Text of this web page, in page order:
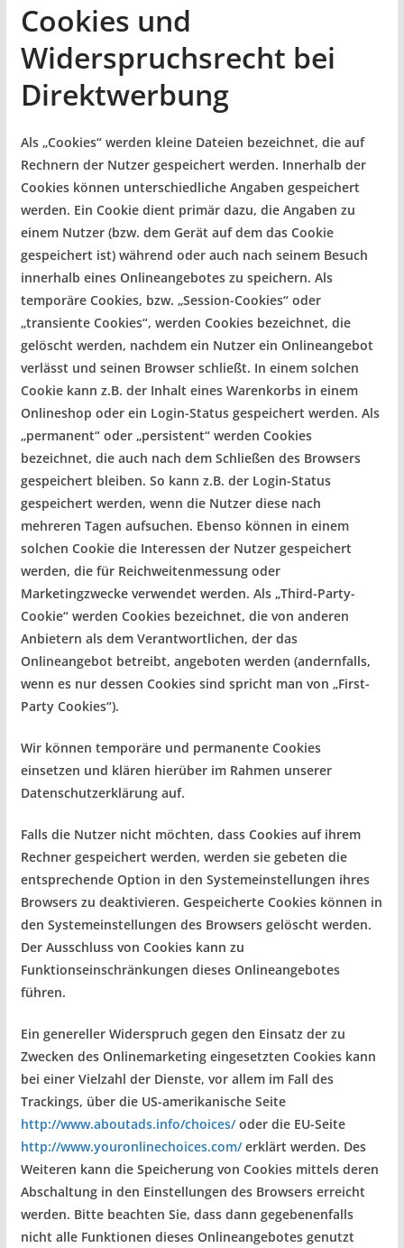
Cookies und
Widerspruchsrecht bei
Direktwerbung
Als „Cookies“ werden kleine Dateien bezeichnet, die auf
Rechnern der Nutzer gespeichert werden. Innerhalb der
Cookies können unterschiedliche Angaben gespeichert
werden. Ein Cookie dient primär dazu, die Angaben zu
einem Nutzer (bzw. dem Gerät auf dem das Cookie
gespeichert ist) während oder auch nach seinem Besuch
innerhalb eines Onlineangebotes zu speichern. Als
temporäre Cookies, bzw. „Session-Cookies“ oder
„transiente Cookies“, werden Cookies bezeichnet, die
gelöscht werden, nachdem ein Nutzer ein Onlineangebot
verlässt und seinen Browser schließt. In einem solchen
Cookie kann z.B. der Inhalt eines Warenkorbs in einem
Onlineshop oder ein Login-Status gespeichert werden. Als
„permanent“ oder „persistent“ werden Cookies
bezeichnet, die auch nach dem Schließen des Browsers
gespeichert bleiben. So kann z.B. der Login-Status
gespeichert werden, wenn die Nutzer diese nach
mehreren Tagen aufsuchen. Ebenso können in einem
solchen Cookie die Interessen der Nutzer gespeichert
werden, die für Reichweitenmessung oder
Marketingzwecke verwendet werden. Als „Third-Party-
Cookie“ werden Cookies bezeichnet, die von anderen
Anbietern als dem Verantwortlichen, der das
Onlineangebot betreibt, angeboten werden (andernfalls,
wenn es nur dessen Cookies sind spricht man von „First-
Party Cookies“).
Wir können temporäre und permanente Cookies
einsetzen und klären hierüber im Rahmen unserer
Datenschutzerklärung auf.
Falls die Nutzer nicht möchten, dass Cookies auf ihrem
Rechner gespeichert werden, werden sie gebeten die
entsprechende Option in den Systemeinstellungen ihres
Browsers zu deaktivieren. Gespeicherte Cookies können in
den Systemeinstellungen des Browsers gelöscht werden.
Der Ausschluss von Cookies kann zu
Funktionseinschränkungen dieses Onlineangebotes
führen.
Ein genereller Widerspruch gegen den Einsatz der zu
Zwecken des Onlinemarketing eingesetzten Cookies kann
bei einer Vielzahl der Dienste, vor allem im Fall des
Trackings, über die US-amerikanische Seite
http://www.aboutads.info/choices/oder die EU-Seite
http://www.youronlinechoices.com/erklärt werden. Des
Weiteren kann die Speicherung von Cookies mittels deren
Abschaltung in den Einstellungen des Browsers erreicht
werden. Bitte beachten Sie, dass dann gegebenenfalls
nicht alle Funktionen dieses Onlineangebotes genutzt